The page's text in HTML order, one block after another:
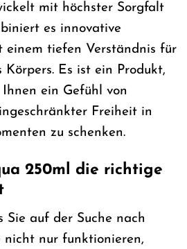
mit höchster Sorgfalt
es innovative
einem tiefen Verständnis für
Körpers. Es ist ein Produkt,
ein Gefühl von
Freiheit in
zu schenken.
250ml die richtige
Sie auf der Suche nach
nicht nur funktionieren,